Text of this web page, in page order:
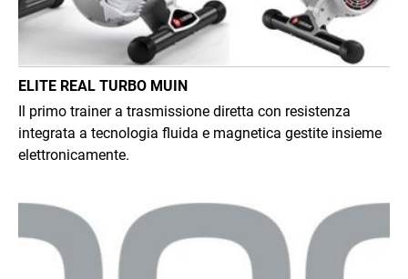
ELITE REAL TURBO MUIN
Il primo trainer a trasmissione diretta con resistenza
integrata a tecnologia fluida e magnetica gestite insieme
elettronicamente.
Immagine